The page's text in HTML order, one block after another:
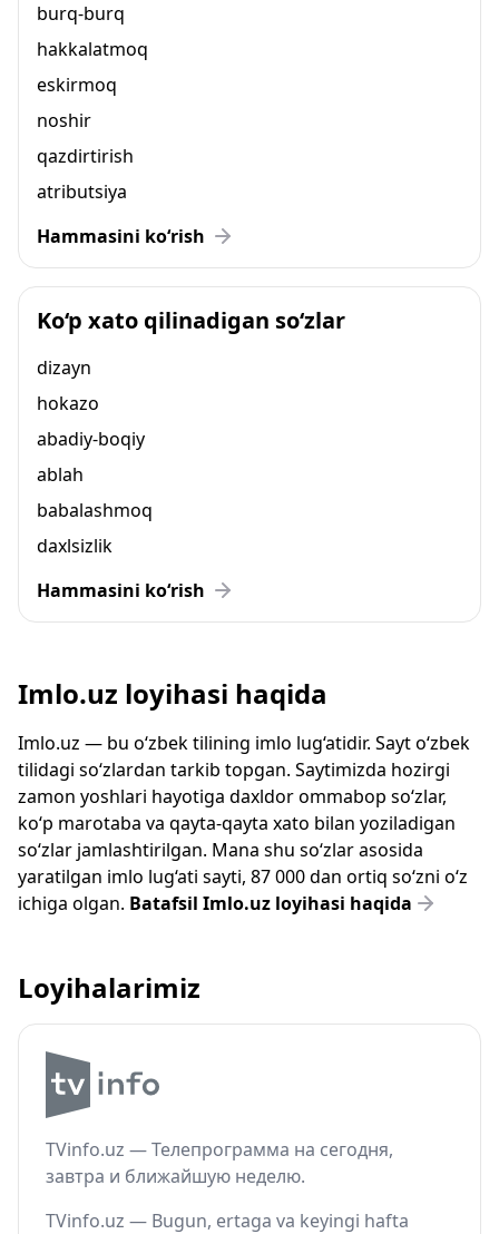
burq-burq
hakkalatmoq
eskirmoq
noshir
qazdirtirish
atributsiya
Hammasini ko‘rish
Ko‘p xato qilinadigan so‘zlar
dizayn
hokazo
abadiy-boqiy
ablah
babalashmoq
daxlsizlik
Hammasini ko‘rish
Imlo.uz loyihasi haqida
Imlo.uz — bu o‘zbek tilining imlo lug‘atidir. Sayt o‘zbek
tilidagi so‘zlardan tarkib topgan. Saytimizda hozirgi
zamon yoshlari hayotiga daxldor ommabop so‘zlar,
ko‘p marotaba va qayta-qayta xato bilan yoziladigan
so‘zlar jamlashtirilgan. Mana shu so‘zlar asosida
yaratilgan imlo lug‘ati sayti, 87 000 dan ortiq so‘zni o‘z
ichiga olgan. Batafsil Imlo.uz loyihasi haqida
Loyihalarimiz
TVinfo.uz — Телепрограмма на сегодня,
завтра и ближайшую неделю.
TVinfo.uz — Bugun, ertaga va keyingi hafta